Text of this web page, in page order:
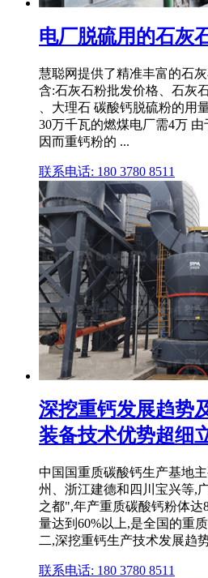
电厂脱硫用的石灰
慧聪网提供了精准丰富的石
含:石灰石粉批发价格、石灰
、大理石 碳酸钙脱硫粉的用
30万千瓦的燃煤电厂需4万
因而重钙粉的 ...
联系电话: 180 3780 8511
深挖重钙发展趋势
装备技术优势超细
中国国重质碳酸钙生产基地
州、浙江建德和四川宝兴等,
之都",年产重质碳酸钙粉体达
量达到60%以上,是全国的重
二,深挖重钙生产技术发展趋
联系电话: 180 3780 8511